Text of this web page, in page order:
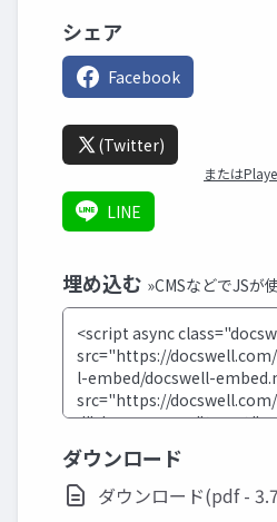
シェア
Facebook
(Twitter)
または
LINE
埋め込む »CMSなどでJSが
ダウンロード
ダウンロード(pdf -